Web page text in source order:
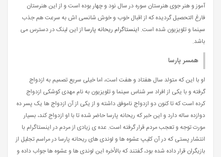
آموز و هنر جوی هنرستان سوره در سال نود و چهار بوده است و از این هنرستان
فارغ التحصیل گردیده که از اقبال خوب و خوش شانسی اش به سرعت هم جذب
سینما و تلویزیون شده است. اینستاگرام ریحانه پارسا از این لینک در دسترس می
باشد.
همسر پارسا
او با این که متولد سال هفتاد و هفت است، اما خیلی سریع تصمیم به ازدواج
گرفته و با یکی از افراد سر شناس سینما و تلویزیون به نام مهدی کوشکی ازدواج
کرده است که تا کنون دو ازدواج ناموفق داشته و از یکی از آن ازدواج ها یک پسر ده
دوازده ساله دارد و این خبر که ریحانه پارسا حاضر شده تا با او ازدواج کند، بسیار
مورت توجه و تعجب مردم قرار گرفته است. عده ی زیادی از مردم در اینستاگرام با
انتشار پستی که در آن کلیپ عشوه ها و لوندی های ریحانه پارسا در مراسم تجلیل از
بازیگران قرار داده شده بود، گفتند که بالأخره این لوندی ها و عشوه ها جواب داده و